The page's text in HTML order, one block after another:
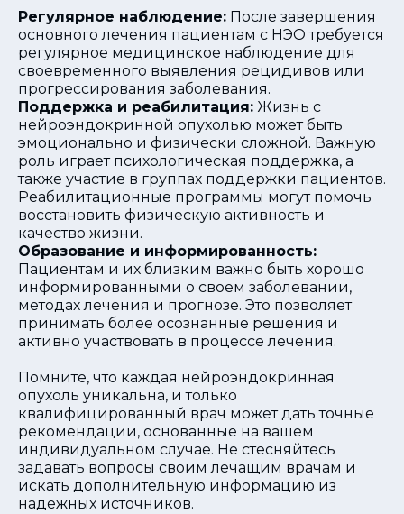
Регулярное наблюдение: После завершения
основного лечения пациентам с НЭО требуется
регулярное медицинское наблюдение для
своевременного выявления рецидивов или
прогрессирования заболевания.
Поддержка и реабилитация: Жизнь с
нейроэндокринной опухолью может быть
эмоционально и физически сложной. Важную
роль играет психологическая поддержка, а
также участие в группах поддержки пациентов.
Реабилитационные программы могут помочь
восстановить физическую активность и
качество жизни.
Образование и информированность:
Пациентам и их близким важно быть хорошо
информированными о своем заболевании,
методах лечения и прогнозе. Это позволяет
принимать более осознанные решения и
активно участвовать в процессе лечения.
Помните, что каждая нейроэндокринная
опухоль уникальна, и только
квалифицированный врач может дать точные
рекомендации, основанные на вашем
индивидуальном случае. Не стесняйтесь
задавать вопросы своим лечащим врачам и
искать дополнительную информацию из
надежных источников.